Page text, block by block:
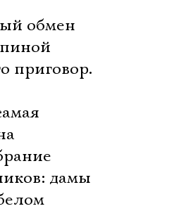
обмен
приговор.
дамы